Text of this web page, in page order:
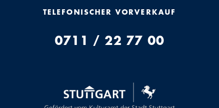
TELEFONISCHER VORVERKAUF
0711 / 22 77 00